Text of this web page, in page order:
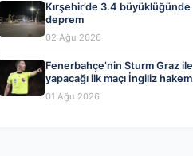
Kırşehir’de 3.4 büyüklüğünde
deprem
02 Ağu 2026
Fenerbahçe’nin Sturm Graz ile
yapacağı ilk maçı İngiliz hakem
Chris Kavanagh yönetecek
01 Ağu 2026